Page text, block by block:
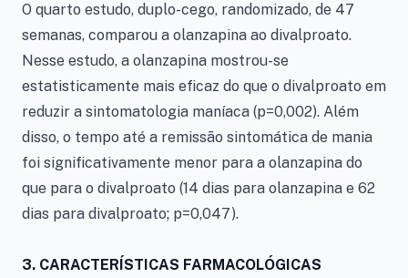
O quarto estudo, duplo-cego, randomizado, de 47
semanas, comparou a olanzapina ao divalproato.
Nesse estudo, a olanzapina mostrou-se
estatisticamente mais eficaz do que o divalproato em
reduzir a sintomatologia maníaca (p=0,002). Além
disso, o tempo até a remissão sintomática de mania
foi significativamente menor para a olanzapina do
que para o divalproato (14 dias para olanzapina e 62
dias para divalproato; p=0,047).
3. CARACTERÍSTICAS FARMACOLÓGICAS